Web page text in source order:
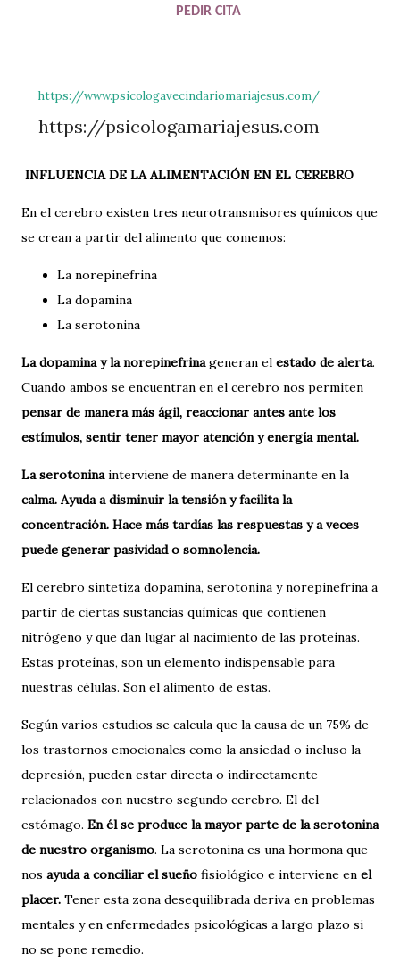
PEDIR CITA
https://www.psicologavecindariomariajesus.com/
https://psicologamariajesus.com
INFLUENCIA DE LA ALIMENTACIÓN EN EL CEREBRO
En el cerebro existen tres neurotransmisores químicos que
se crean a partir del alimento que comemos:
La norepinefrina
La dopamina
La serotonina
La dopamina y la norepinefrinageneran el estado de alerta.
Cuando ambos se encuentran en el cerebro nos permiten
pensar de manera más ágil, reaccionar antes ante los
estímulos, sentir tener mayor atención y energía mental.
La serotoninainterviene de manera determinante en la
calma. Ayuda a disminuir la tensión y facilita la
concentración. Hace más tardías las respuestas y a veces
puede generar pasividad o somnolencia.
El cerebro sintetiza dopamina, serotonina y norepinefrina a
partir de ciertas sustancias químicas que contienen
nitrógeno y que dan lugar al nacimiento de las proteínas.
Estas proteínas, son un elemento indispensable para
nuestras células. Son el alimento de estas.
Según varios estudios se calcula que la causa de un 75% de
los trastornos emocionales como la ansiedad o incluso la
depresión, pueden estar directa o indirectamente
relacionados con nuestro segundo cerebro. El del
estómago. En él se produce la mayor parte de la serotonina
de nuestro organismo. La serotonina es una hormona que
nos ayuda a conciliar el sueño fisiológico e interviene en el
placer. Tener esta zona desequilibrada deriva en problemas
mentales y en enfermedades psicológicas a largo plazo si
no se pone remedio.